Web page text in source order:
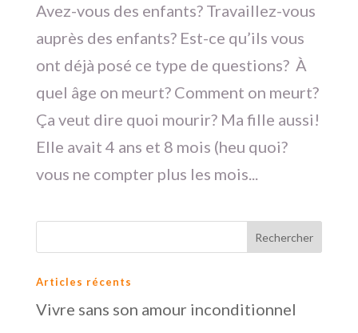
Avez-vous des enfants? Travaillez-vous
auprès des enfants? Est-ce qu’ils vous
ont déjà posé ce type de questions? À
quel âge on meurt? Comment on meurt?
Ça veut dire quoi mourir? Ma fille aussi!
Elle avait 4 ans et 8 mois (heu quoi?
vous ne compter plus les mois...
Articles récents
Vivre sans son amour inconditionnel